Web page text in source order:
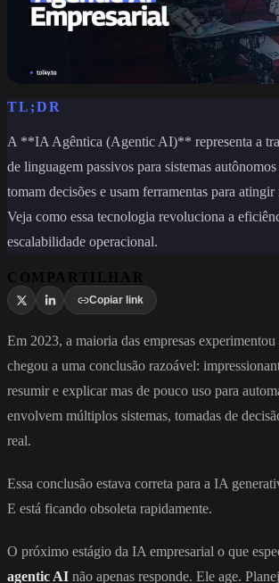
TL;DR
A **IA Agêntica (Agentic AI)** representa a
de linguagem passivos para sistemas
tomam decisões e usam ferramentas para atingir
Veja como essa tecnologia revoluciona a
escalabilidade operacional.
COMPARTILHAR
Copiar link
Em 2023, a maioria das empresas
chegou a uma conclusão razoável:
resumir e explicar mas de pouco uso para
envolvem múltiplos sistemas, tomadas de
real.
Essa conclusão estava correta para a IA
E está ficando obsoleta rapidamente.
O próximo estágio da IA empresarial o que
agentic AI não apenas responde. Ele age.